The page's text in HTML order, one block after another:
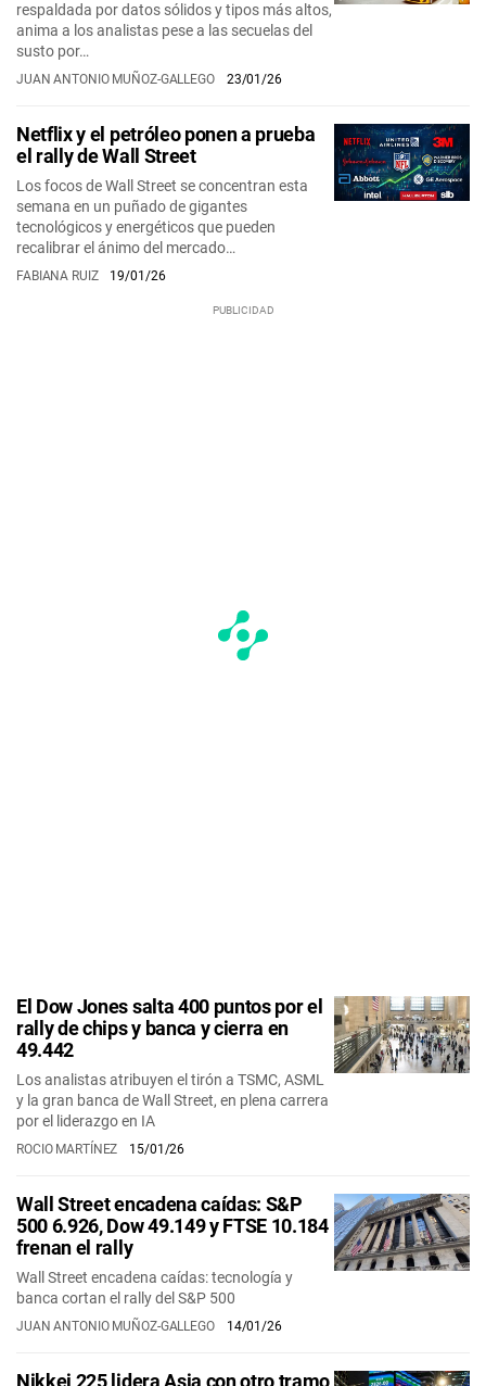
respaldada por datos sólidos y tipos más altos,
anima a los analistas pese a las secuelas del
susto por…
JUAN ANTONIO MUÑOZ-GALLEGO 23/01/26
Netflix y el petróleo ponen a prueba
el rally de Wall Street
Los focos de Wall Street se concentran esta
semana en un puñado de gigantes
tecnológicos y energéticos que pueden
recalibrar el ánimo del mercado…
FABIANA RUIZ 19/01/26
El Dow Jones salta 400 puntos por el
rally de chips y banca y cierra en
49.442
Los analistas atribuyen el tirón a TSMC, ASML
y la gran banca de Wall Street, en plena carrera
por el liderazgo en IA
ROCIO MARTÍNEZ 15/01/26
Wall Street encadena caídas: S&P
500 6.926, Dow 49.149 y FTSE 10.184
frenan el rally
Wall Street encadena caídas: tecnología y
banca cortan el rally del S&P 500
JUAN ANTONIO MUÑOZ-GALLEGO 14/01/26
Nikkei 225 lidera Asia con otro tramo